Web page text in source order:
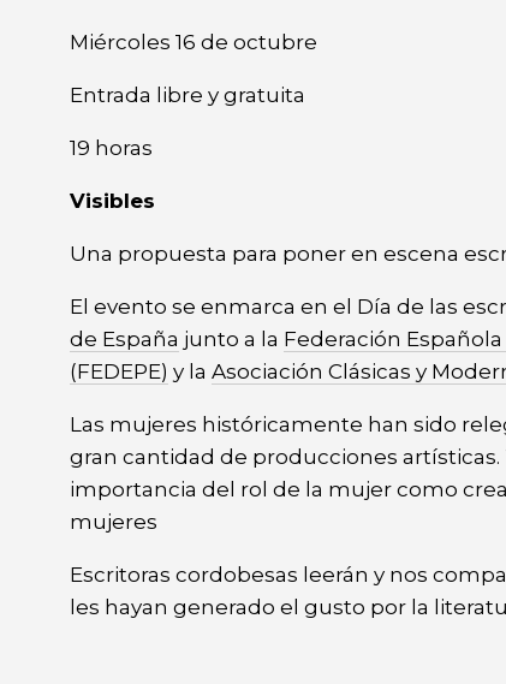
Seminario
Seminario
Miércoles 16 de octubre
Entrada libre y gratuita
19 horas
Visibles
Una propuesta para poner en escena
El evento se enmarca en el Día de las
de España junto a la Federación
(FEDEPE) y la Asociación Clásicas y
Las mujeres históricamente han sido
gran cantidad de producciones
importancia del rol de la mujer como
mujeres
Escritoras cordobesas leerán y nos
les hayan generado el gusto por la